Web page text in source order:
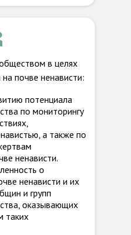
в целях
почве ненависти:
потенциала
по мониторингу
а также по
ненависти.
о
ненависти и их
и групп
оказывающих
таких